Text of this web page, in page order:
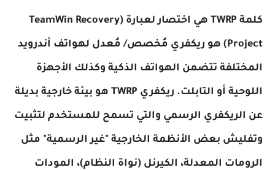
كلمة TWRP هي اختصار لعبارة (TeamWin Recovery
Project) هو ريكفري مُخصص/ مُعدل لهواتف أندرويد
المختلفة تتضمن الهواتف الذكية وكذلك الأجهزة
اللوحية أو التابلت. ريكفري TWRP هو بيئة خارجية بديلة
عن الريكفري الرسمي والتي تسمح للمستخدم لتثبيت
وتفليش بعض الأنظمة الخارجية "غير الرسمية" مثل
الرومات المعدلة، الكيرنل (نواة النظام)، المودات